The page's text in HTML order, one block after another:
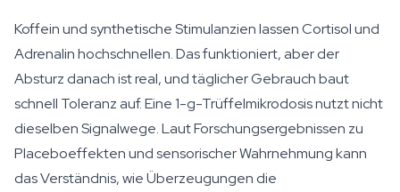
Koffein und synthetische Stimulanzien lassen Cortisol und
Adrenalin hochschnellen. Das funktioniert, aber der
Absturz danach ist real, und täglicher Gebrauch baut
schnell Toleranz auf. Eine 1-g-Trüffelmikrodosis nutzt nicht
dieselben Signalwege. Laut Forschungsergebnissen zu
Placeboeffekten und sensorischer Wahrnehmung kann
das Verständnis, wie Überzeugungen die